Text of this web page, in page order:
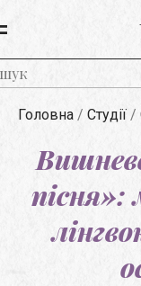
Головна / Студії /
пісня»: